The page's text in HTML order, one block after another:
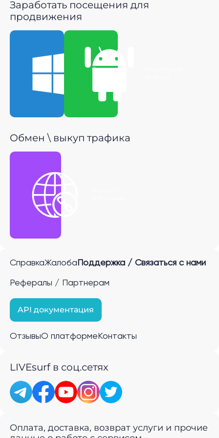
Заработать посещения для
продвижения
Скачать для
Обмен \ выкуп трафика
СправкаЖалоба Поддержка / Связаться с нами
Рефералы / Партнерам
API документация
ОтзывыО платформе Контакты
LIVEsurf в соц.сетях
Оплата, доставка, возврат услуги и прочие